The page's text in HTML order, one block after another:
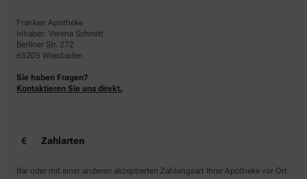
Franken Apotheke
Inhaber: Verena Schmitt
Berliner Str. 272
65205 Wiesbaden
Sie haben Fragen?
Kontaktieren Sie uns direkt.
Zahlarten
Bar oder mit einer anderen akzeptierten Zahlungsart Ihrer Apotheke vor Ort.